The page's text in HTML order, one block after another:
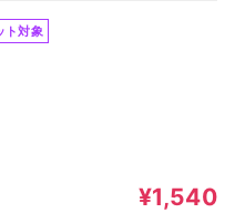
ト対象
¥1,540